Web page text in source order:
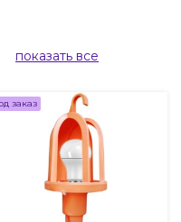
показать все
заказ